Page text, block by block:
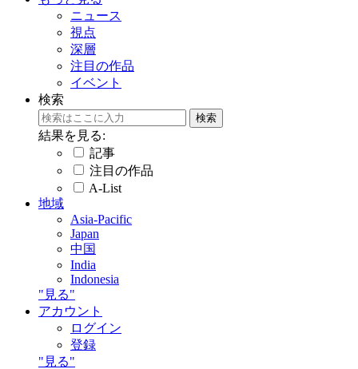
ニュース
視点
深層
注目の作品
イベント
検索
結果を見る:
記事
注目の作品
A-List
地域
Asia-Pacific
Japan
中国
India
Indonesia
"見る"
アカウント
ログイン
登録
"見る"